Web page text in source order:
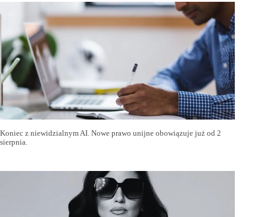
Koniec z niewidzialnym AI. Nowe prawo unijne obowiązuje już od 2
sierpnia.